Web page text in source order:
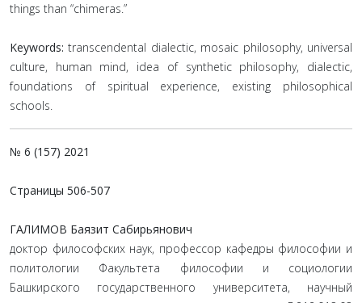
things than “chimeras.”
Keywords: transcendental dialectic, mosaic philosophy, universal
culture, human mind, idea of synthetic philosophy, dialectic,
foundations of spiritual experience, existing philosophical
schools.
№ 6 (157) 2021
Страницы 506-507
ГАЛИМОВ Баязит Сабирьянович
доктор философских наук, профессор кафедры философии и
политологии Факультета философии и социологии
Башкирского государственного университета, научный